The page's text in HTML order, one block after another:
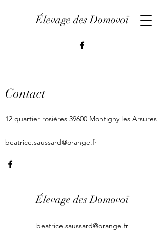
Élevage des Domovoï
Contact
12 quartier rosières 39600 Montigny les Arsures
beatrice.saussard@orange.fr
Élevage des Domovoï
beatrice.saussard@orange.fr